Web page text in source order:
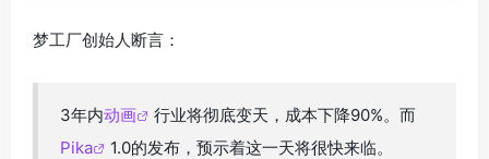
梦工厂创始人断言：
3年内动画
行业将彻底变天，成本下降90%。而
Pika
1.0的发布，预示着这一天将很快来临。